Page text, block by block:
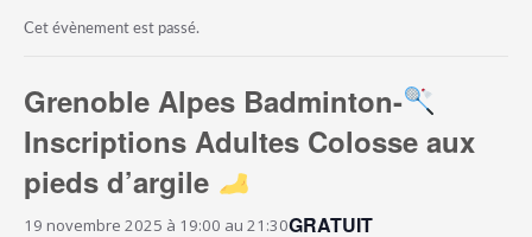
Cet évènement est passé.
Grenoble Alpes Badminton-
Inscriptions Adultes Colosse aux
pieds d’argile
19 novembre 2025 à 19:00 au 21:30GRATUIT